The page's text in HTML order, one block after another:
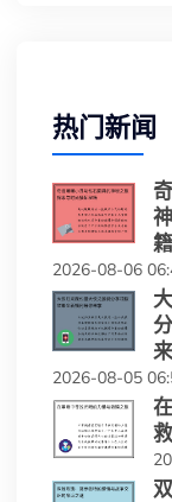
热门新闻
籍
2026-08-06
2026-08-05